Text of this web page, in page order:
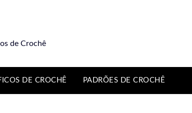
de Crochê
DE CROCHÊ PADRÕES DE CROCHÊ